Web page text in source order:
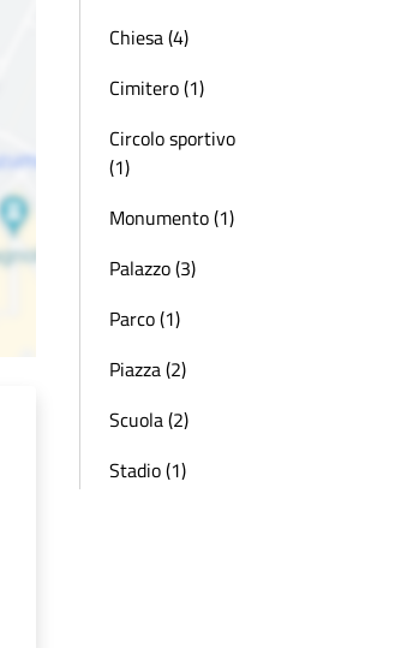
Chiesa (4)
Cimitero (1)
Circolo sportivo
(1)
Monumento (1)
Palazzo (3)
Parco (1)
Piazza (2)
Scuola (2)
Stadio (1)